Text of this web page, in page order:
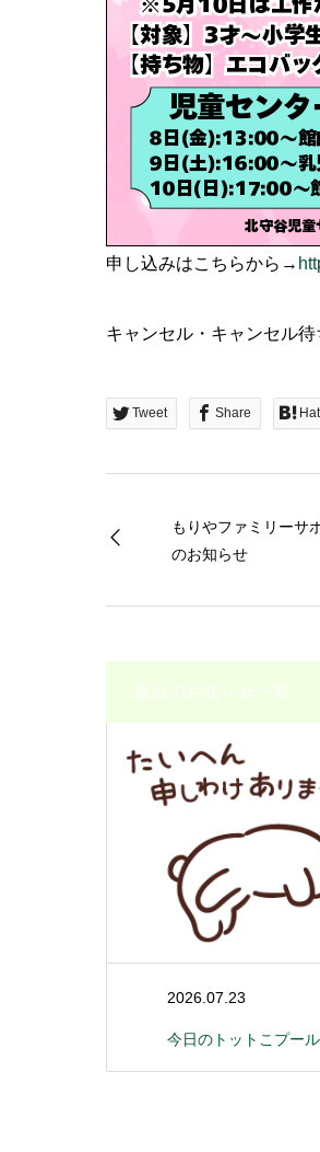
申し込みはこちらから→
キャンセル・キャンセル
Tweet Share
もりやファミリー
のお知らせ
最近のお知らせ一覧
2026.07.23
今日のトットこプー